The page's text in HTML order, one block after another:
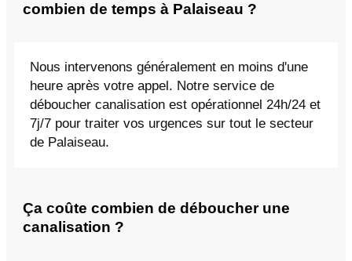
combien de temps à Palaiseau ?
Nous intervenons généralement en moins d'une
heure après votre appel. Notre service de
déboucher canalisation est opérationnel 24h/24 et
7j/7 pour traiter vos urgences sur tout le secteur
de Palaiseau.
Ça coûte combien de déboucher une
canalisation ?